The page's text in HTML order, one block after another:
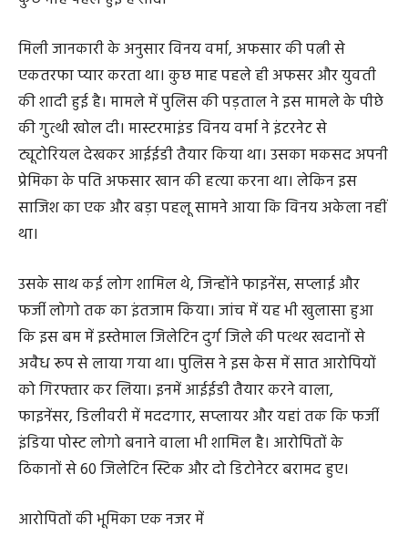
बम निरोधक दस्ता मौके पर पहुंचा, क्षेत्र को किया सील
अफसर ने इस तुरंत पुलिस को सूचना दी। सूचना मिलते ही पुलिस
और बम निरोधक दस्ते ने मौके पर पहुंचकर पूरे क्षेत्र को सील कर
दिया। जांच में पता चला कि स्पीकर के अंदर छिपाया गया
बिजली के स्रोत से जोड़ा जाता, करंट सीधे डिटोनेटर तक पहुंचकर
जोरदार धमाका कर देता। विस्फोट की स्थिति में स्पीकर का
आवरण ही घातक छर्रों में बदल जाता। यह पूरा आईईडी किसी
फिल्मी सीन जैसा था, लेकिन हकीकत कहीं ज्यादा खतरनाक।
कुछ माह पहले हुई है शादी
मिली जानकारी के अनुसार विनय वर्मा, अफसार की पत्नी से
की शादी हुई है। मामले में पुलिस की पड़ताल ने इस मामले के पीछे